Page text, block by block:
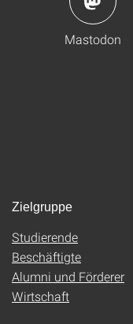
Mastodon
Zielgruppe
Studierende
Beschäftigte
Alumni und Förderer
Wirtschaft